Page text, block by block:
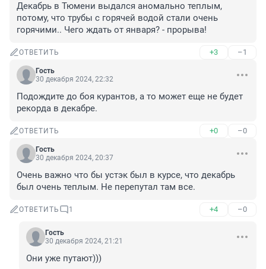
Декабрь в Тюмени выдался аномально теплым,
потому, что трубы с горячей водой стали очень
горячими.. Чего ждать от января? - прорыва!
ОТВЕТИТЬ +3 –1
Гость
30 декабря 2024, 22:32
Подождите до боя курантов, а то может еще не будет
рекорда в декабре.
ОТВЕТИТЬ +0 –0
Гость
30 декабря 2024, 20:37
Очень важно что бы устэк был в курсе, что декабрь
был очень теплым. Не перепутал там все.
ОТВЕТИТЬ 1 +4 –0
Гость
30 декабря 2024, 21:21
Они уже путают)))